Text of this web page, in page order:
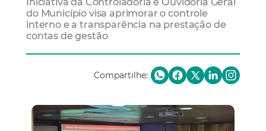
do Município visa aprimorar o controle
interno e a transparência na prestação de
contas de gestão
Compartilhe: